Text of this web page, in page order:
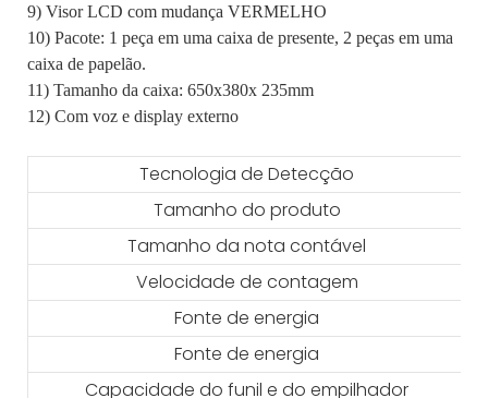
9) Visor LCD com mudança VERMELHO
10) Pacote: 1 peça em uma caixa de presente, 2 peças em uma
caixa de papelão.
11) Tamanho da caixa: 650x380x 235mm
12) Com voz e display externo
Tecnologia de Detecção
Tamanho do produto
Tamanho da nota contável
Velocidade de contagem
Fonte de energia
Fonte de energia
Capacidade do funil e do empilhador